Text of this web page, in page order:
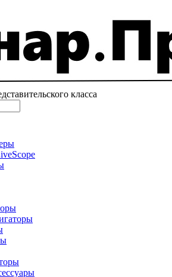
класса